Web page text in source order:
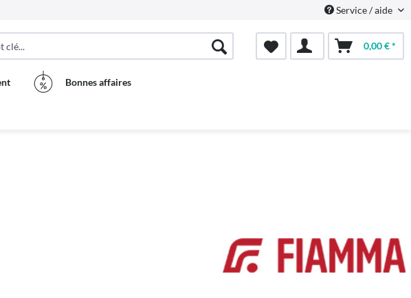
Service / aide
0,00 € *
Bonnes affaires